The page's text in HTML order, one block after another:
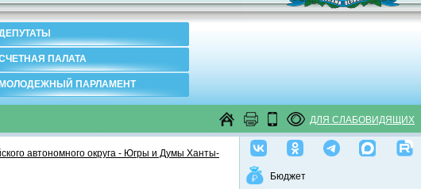
ПАЛАТА
МОЛОДЕЖНЫЙ ПАРЛАМЕНТ
ДЛЯ СЛАБОВИДЯЩИХ
Бюджет
автономного округа - Югры и Думы Ханты-